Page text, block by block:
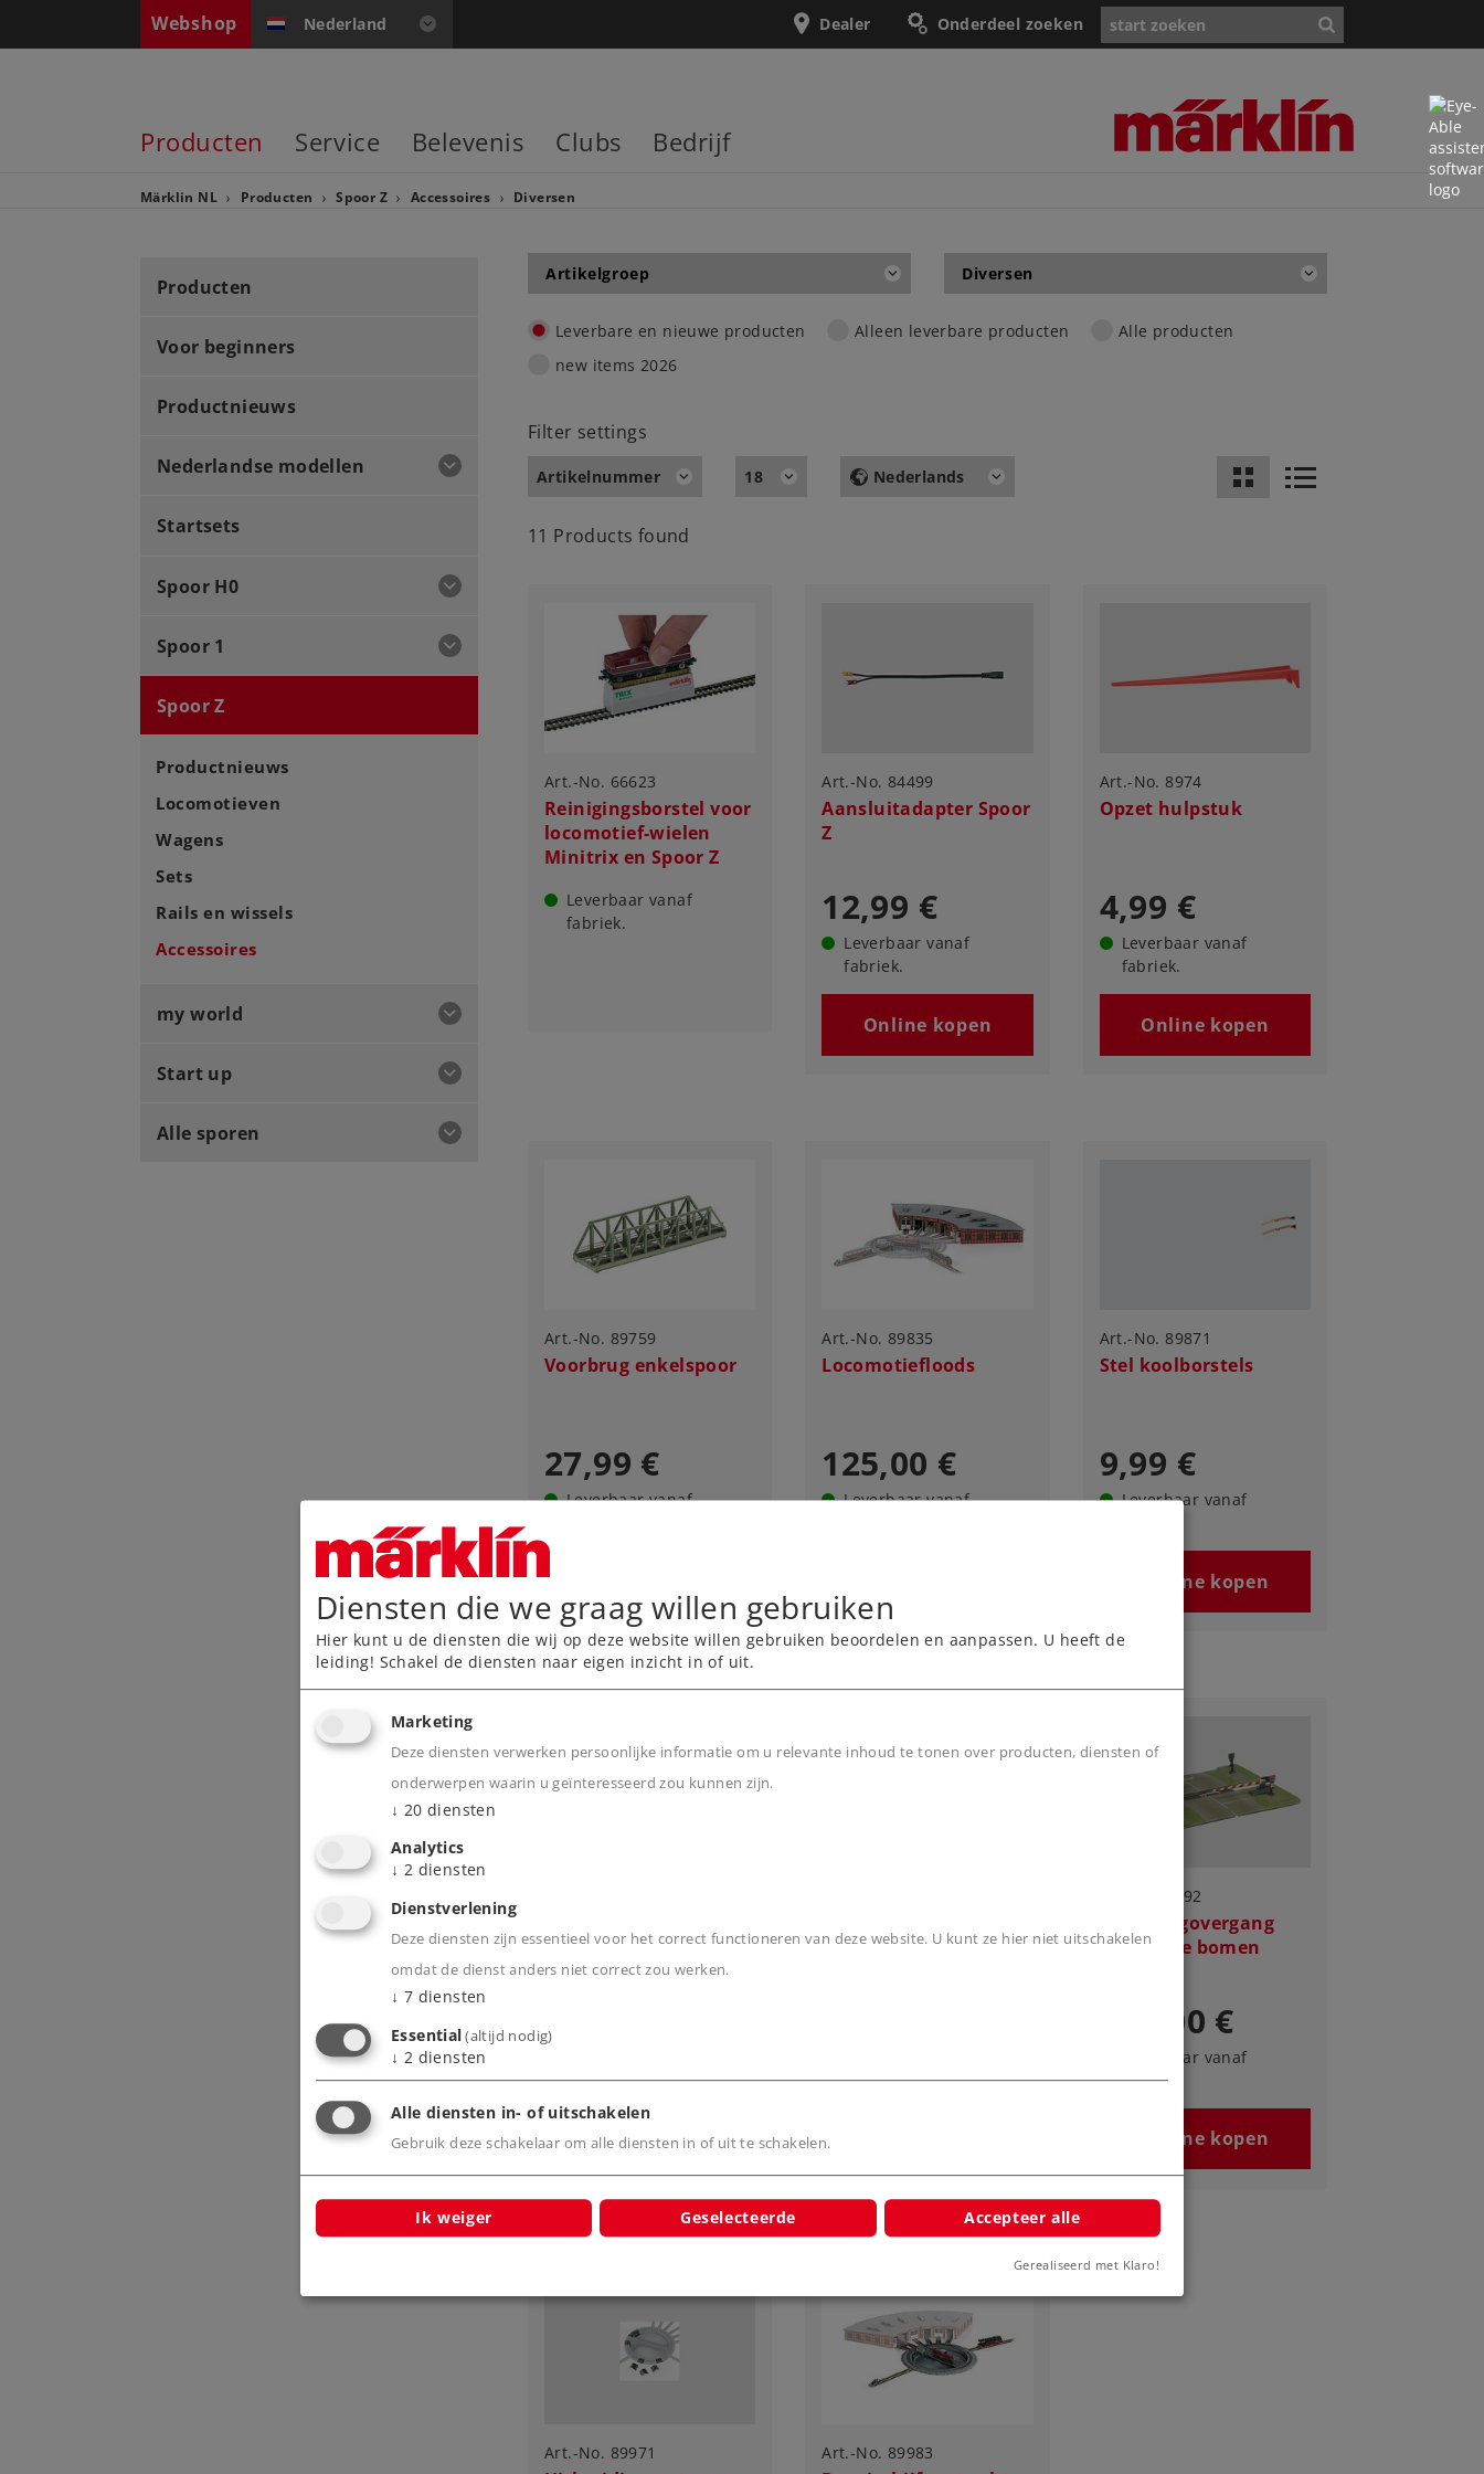
Webshop Nederland Onderdeel zoeken
Dealer
Producten Service Belevenis Clubs Bedrijf
Märklin NL Producten Spoor Z Accessoires Diversen
Producten
Voor beginners
Productnieuws
Nederlandse modellen
Startsets
Spoor H0
Spoor 1
Spoor Z
Productnieuws
Locomotieven
Wagens
Sets
Rails en wissels
Accessoires
my world
Start up
Alle sporen
Artikelgroep Diversen
Leverbare en nieuwe producten Alleen leverbare producten
Alle producten
new items 2026
Filter settings
Artikelnummer 18 Nederlands
11 Products found
Art.-No. 66623
Reinigingsborstel voor
locomotief-wielen
Minitrix en Spoor Z
Leverbaar vanaf
fabriek.
Art.-No. 84499
Aansluitadapter Spoor
Z
12,99 €
Leverbaar vanaf
fabriek.
Online kopen
Art.-No. 8974
Opzet hulpstuk
4,99 €
Leverbaar vanaf
fabriek.
Online kopen
Art.-No. 89759
Voorbrug enkelspoor
27,99 €
Leverbaar vanaf
Art.-No. 89835
Locomotiefloods
125,00 €
Leverbaar vanaf
Art.-No. 89871
Stel koolborstels
9,99 €
Leverbaar vanaf
Online kopen
9,99 €
fabriek.
Online kopen
fabriek.
Art.-No. 8992
Spoorwegovergang
met halve bomen
125,00 €
Leverbaar vanaf
fabriek.
Online kopen
Art.-No. 89971 Art.-No. 89983
Diensten die we graag willen gebruiken
Hier kunt u de diensten die wij op deze website willen gebruiken beoordelen en aanpassen. U heeft de
leiding! Schakel de diensten naar eigen inzicht in of uit.
Marketing
Deze diensten verwerken persoonlijke informatie om u relevante inhoud te tonen over producten, diensten of
onderwerpen waarin u geïnteresseerd zou kunnen zijn.
↓ 20 diensten
Analytics
↓ 2 diensten
Dienstverlening
Deze diensten zijn essentieel voor het correct functioneren van deze website. U kunt ze hier niet uitschakelen
omdat de dienst anders niet correct zou werken.
↓ 7 diensten
Essential(altijd nodig)
↓ 2 diensten
Alle diensten in- of uitschakelen
Gebruik deze schakelaar om alle diensten in of uit te schakelen.
Ik weiger Geselecteerde Accepteer alle
Gerealiseerd met Klaro!